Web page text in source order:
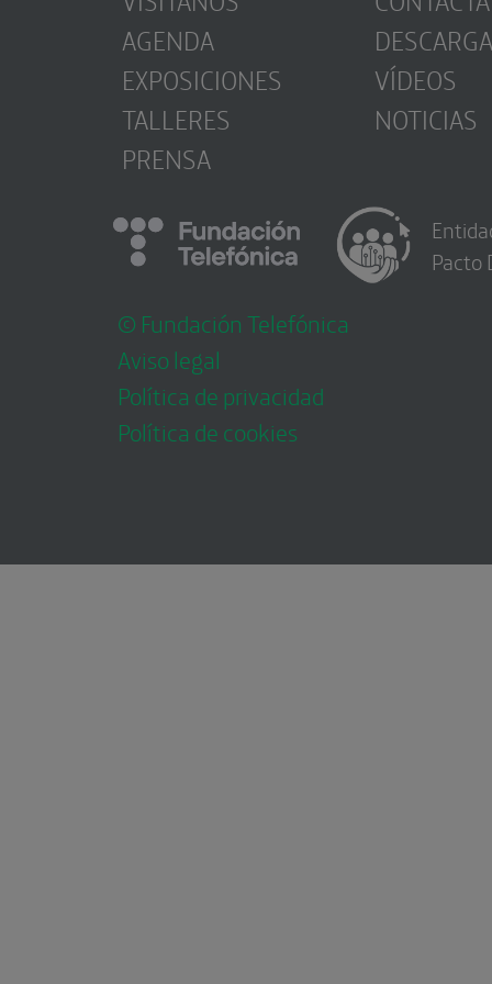
AGENDA
EXPOSICIONES
TALLERES
PRENSA
VÍDEOS
NOTICIAS
© Fundación Telefónica
Aviso legal
Política de privacidad
Política de cookies
Pacto